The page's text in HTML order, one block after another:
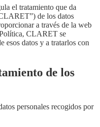
el tratamiento que da
de los datos
a través de la web
CLARET se
esos datos y a tratarlos con
de los
personales recogidos por